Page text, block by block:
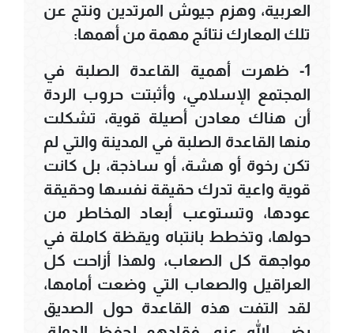
العربية، وهزم جيوش المرتدين ونتج عن
تلك المعارك نتائج مهمة من أهمها:
1- ظهرت أهمية القاعدة الصلبة في
المجتمع الإسلامي، وأثبتت حروب الردة
أن هناك معادن أصيلة قوية، تشكلت
منها القاعدة الصلبة في المدينة والتي لم
تكن رخوة أو هشة، أو ساذجة، بل كانت
قوية واعية تدرك حقيقة نفسها وحقيقة
عودها، وتستوعب أبعاد المخاطر من
حولها، وتخطط بانتباه ويقظة كاملة في
مواجهة كل الصعاب، ولهذا أزاحت كل
العراقيل والصعاب التي وضعت أمامها،
لقد التفت هذه القاعدة حول الصديق